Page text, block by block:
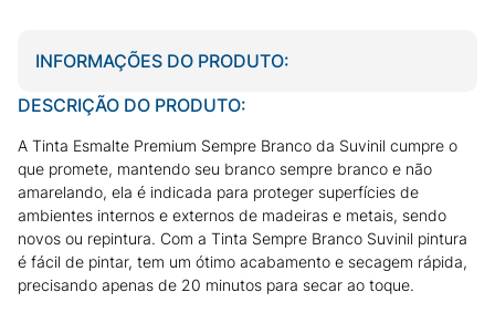
INFORMAÇÕES DO PRODUTO:
DESCRIÇÃO DO PRODUTO:
A Tinta Esmalte Premium Sempre Branco da Suvinil cumpre o
que promete, mantendo seu branco sempre branco e não
amarelando, ela é indicada para proteger superfícies de
ambientes internos e externos de madeiras e metais, sendo
novos ou repintura. Com a Tinta Sempre Branco Suvinil pintura
é fácil de pintar, tem um ótimo acabamento e secagem rápida,
precisando apenas de 20 minutos para secar ao toque.